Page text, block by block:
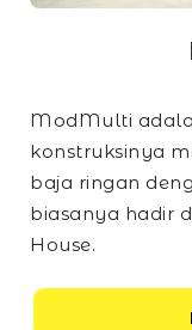
ModMulti
konstruksinya
baja ringan
biasanya hadir
House.